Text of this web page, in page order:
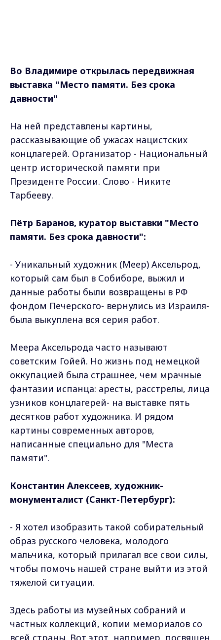
Во Владимире открылась передвижная
выставка "Место памяти. Без срока
давности"
На ней представлены картины,
рассказывающие об ужасах нацистских
концлагерей. Организатор - Национальный
центр исторической памяти при
Президенте России. Слово - Никите
Тарбееву.
Пётр Баранов, куратор выставки "Место
памяти. Без срока давности":
- Уникальный художник (Меер) Аксельрод,
который сам был в Собиборе, выжил и
данные работы были возвращены в РФ
фондом Печерского- вернулись из Израиля-
была выкуплена вся серия работ.
Меера Аксельрода часто называют
советским Гойей. Но жизнь под немецкой
оккупацией была страшнее, чем мрачные
фантазии испанца: аресты, расстрелы, лица
узников концлагерей- на выставке пять
десятков работ художника. И рядом
картины современных авторов,
написанные специально для "Места
памяти".
Константин Алексеев, художник-
монументалист (Санкт-Петербург):
- Я хотел изобразить такой собирательный
образ русского человека, молодого
мальчика, который прилагал все свои силы,
чтобы помочь нашей стране выйти из этой
тяжелой ситуации.
Здесь работы из музейных собраний и
частных коллекций, копии мемориалов со
всей страны. Вот этот, например, посвящен